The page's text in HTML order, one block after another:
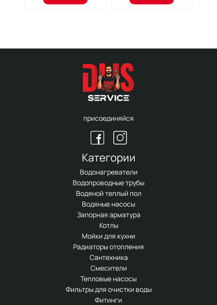
присоединяйся
Категории
Водонагреватели
Водопроводные трубы
Водяной теплый пол
Водяные насосы
Запорная арматура
Котлы
Мойки для кухни
Радиаторы отопления
Сантехника
Смесители
Тепловые насосы
Фильтры для очистки воды
Фитинги